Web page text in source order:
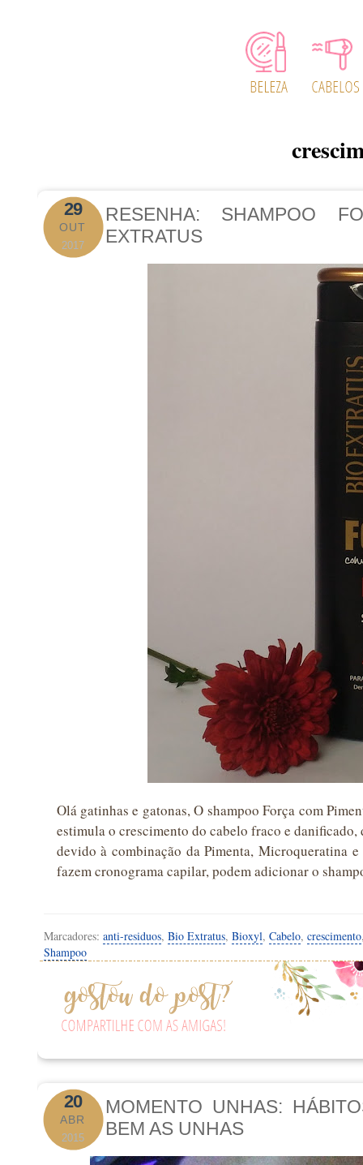
29
OUT
2017
RESENHA: SHAMPOO
EXTRATUS
Olá gatinhas e gatonas, O shampoo Força com
estimula o crescimento do cabelo fraco e
devido à combinação da Pimenta, Microqueratina
fazem cronograma capilar, podem adicionar o
Marcadores: anti-residuos, Bio Extratus, Bioxyl, Cabelo, crescimento
Shampoo
20
ABR
2015
MOMENTO UNHAS:
BEM AS UNHAS